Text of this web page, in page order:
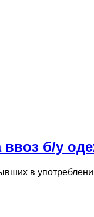
ввоз б/у
в